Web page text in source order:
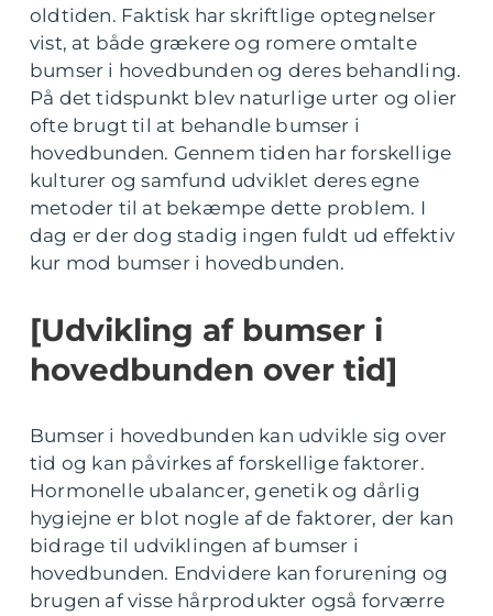
oldtiden. Faktisk har skriftlige optegnelser
vist, at både grækere og romere omtalte
bumser i hovedbunden og deres behandling.
På det tidspunkt blev naturlige urter og olier
ofte brugt til at behandle bumser i
hovedbunden. Gennem tiden har forskellige
kulturer og samfund udviklet deres egne
metoder til at bekæmpe dette problem. I
dag er der dog stadig ingen fuldt ud effektiv
kur mod bumser i hovedbunden.
[Udvikling af bumser i
hovedbunden over tid]
Bumser i hovedbunden kan udvikle sig over
tid og kan påvirkes af forskellige faktorer.
Hormonelle ubalancer, genetik og dårlig
hygiejne er blot nogle af de faktorer, der kan
bidrage til udviklingen af bumser i
hovedbunden. Endvidere kan forurening og
brugen af visse hårprodukter også forværre